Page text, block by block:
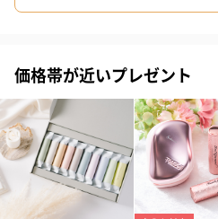
シーズンブーケ（ひま
ブーケ
ドライフラワー・プリザーブド
自然のお花で作ったドライフラワー
梱します。
一部花材が写真と異なる場合がご
い。パッケージに入れてお届けし
価格帯が近いプレゼント